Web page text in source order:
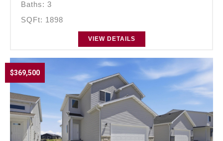
Baths: 3
SQFt: 1898
VIEW DETAILS
$369,500